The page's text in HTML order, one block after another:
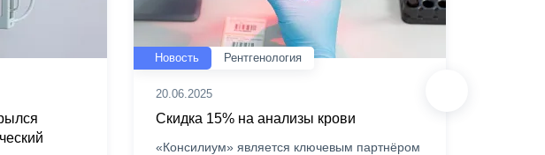
Новость Рентгенология
20.06.2025
Скидка 15% на анализы крови
«Консилиум» является ключевым партнёром